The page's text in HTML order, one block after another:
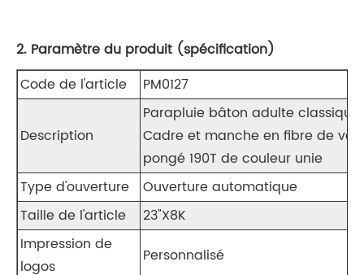
2. Paramètre du produit (spécification)
Code de l'article
PM0127
Description
Parapluie bâton adulte
Cadre et manche en fibre de
pongé 190T de couleur unie
Type d'ouverture
Ouverture automatique
Taille de l'article
23"X8K
Impression de
logos
Personnalisé